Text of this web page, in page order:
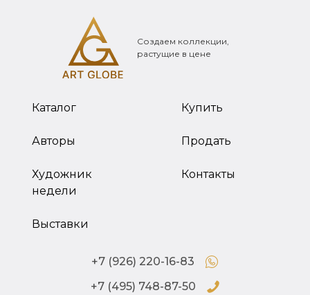
Создаем коллекции,
растущие в цене
Каталог
Авторы
Художник
недели
Выставки
Купить
Продать
Контакты
+7 (926) 220-16-83
+7 (495) 748-87-50